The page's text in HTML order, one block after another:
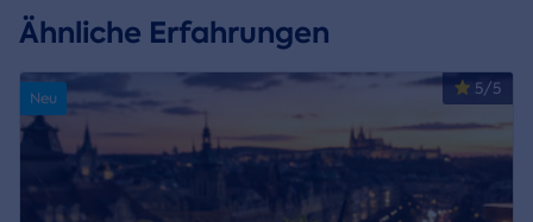
Ähnliche Erfahrungen
5/5
Neu